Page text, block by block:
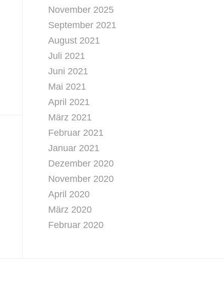
November 2025
September 2021
August 2021
Juli 2021
Juni 2021
Mai 2021
April 2021
März 2021
Februar 2021
Januar 2021
Dezember 2020
November 2020
April 2020
März 2020
Februar 2020